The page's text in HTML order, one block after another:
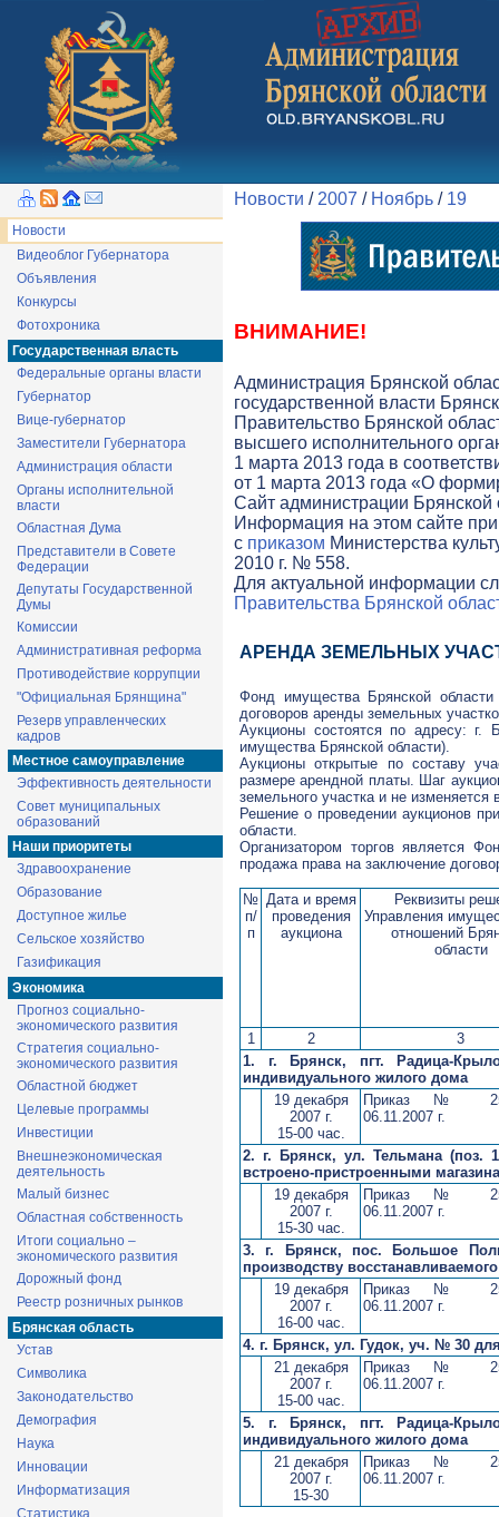
Новости
Видеоблог Губернатора
Объявления
Конкурсы
Фотохроника
Государственная власть
Федеральные органы власти
Губернатор
Вице-губернатор
Заместители Губернатора
Администрация области
Органы исполнительной
власти
Областная Дума
Представители в Совете
Федерации
Депутаты Государственной
Думы
Комиссии
Административная реформа
Противодействие коррупции
"Официальная Брянщина"
Резерв управленческих
кадров
Местное самоуправление
Эффективность деятельности
Совет муниципальных
образований
Наши приоритеты
Здравоохранение
Образование
Доступное жилье
Сельское хозяйство
Газификация
Экономика
Прогноз социально-
экономического развития
Стратегия социально-
экономического развития
Областной бюджет
Целевые программы
Инвестиции
Внешнеэкономическая
деятельность
Малый бизнес
Областная собственность
Итоги социально –
экономического развития
Дорожный фонд
Реестр розничных рынков
Брянская область
Устав
Символика
Законодательство
Демография
Наука
Инновации
Информатизация
Статистика
Новости / 2007 / Ноябрь / 19
ВНИМАНИЕ!
Администрация Брянской
государственной власти
Правительство Брянской
высшего исполнительного
1 марта 2013 года в
от 1 марта 2013 года «О
Cайт администрации Брянской
Информация на этом сайте
с приказом Министерства
2010 г. № 558.
Для актуальной информации
Правительства Брянской
АРЕНДА ЗЕМЕЛЬНЫХ
Фонд имущества Брянской
договоров аренды земельных
Аукционы состоятся по адресу:
имущества Брянской области).
Аукционы открытые по составу
размере арендной платы. Шаг
земельного участка и не изменяется
Решение о проведении аукционов
области.
Организатором торгов является
продажа права на заключение
№
п/
п
Дата и время
проведения
аукциона
Реквизиты
Управления
отношений
области
1 2
3
1. г. Брянск, пгт. Радица-
индивидуального жилого дома
19 декабря
2007 г.
15-00 час.
Приказ №
06.11.2007 г.
2. г. Брянск, ул. Тельмана (поз.
встроено-пристроенными
19 декабря
2007 г.
15-30 час.
Приказ №
06.11.2007 г.
3. г. Брянск, пос. Большое
производству
19 декабря
2007 г.
16-00 час.
Приказ №
06.11.2007 г.
4. г. Брянск, ул. Гудок, уч. № 30
21 декабря
2007 г.
15-00 час.
Приказ №
06.11.2007 г.
5. г. Брянск, пгт. Радица-
индивидуального жилого дома
21 декабря
2007 г.
15-30
Приказ №
06.11.2007 г.